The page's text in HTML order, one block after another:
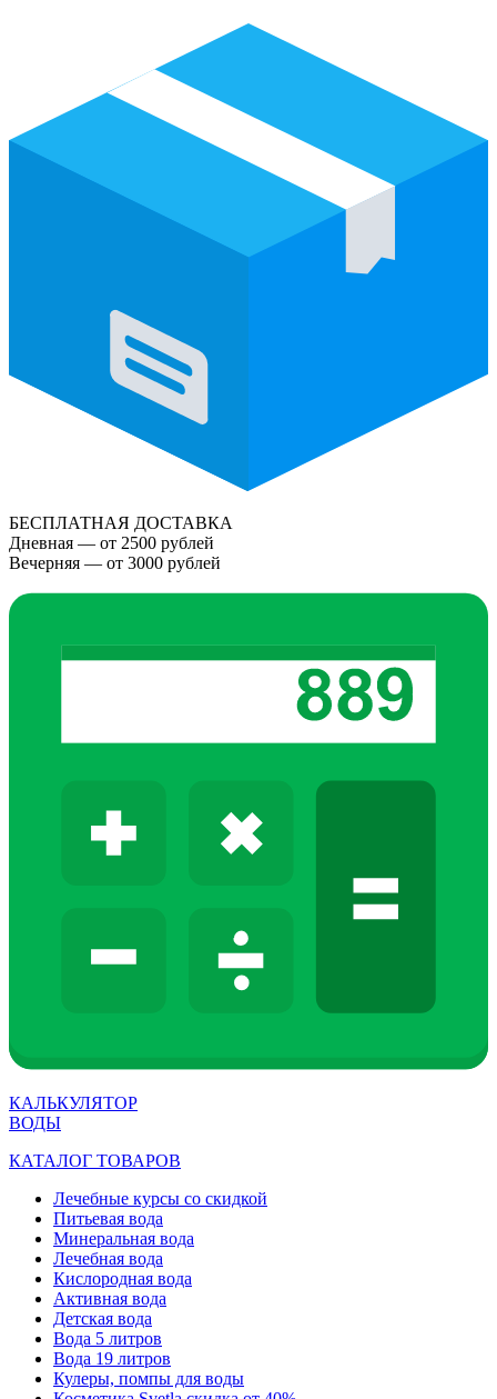
БЕСПЛАТНАЯ ДОСТАВКА
Дневная — от 2500 рублей
Вечерняя — от 3000 рублей
КАЛЬКУЛЯТОР
ВОДЫ
КАТАЛОГ ТОВАРОВ
Лечебные курсы со скидкой
Питьевая вода
Минеральная вода
Лечебная вода
Кислородная вода
Активная вода
Детская вода
Вода 5 литров
Вода 19 литров
Кулеры, помпы для воды